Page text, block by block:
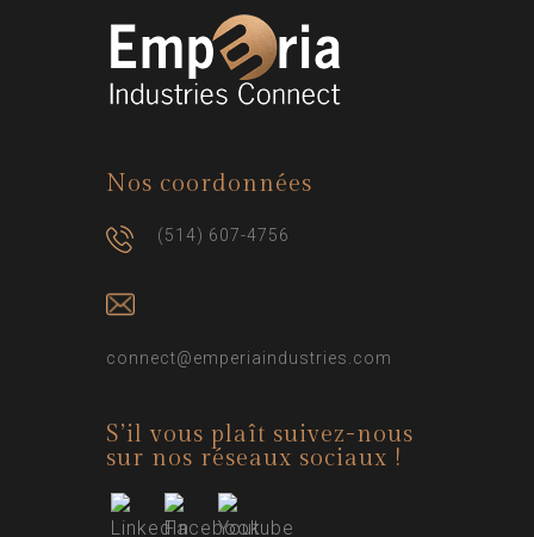
Nos coordonnées
(514) 607-4756
connect@emperiaindustries.com
S’il vous plaît suivez-nous
sur nos réseaux sociaux !